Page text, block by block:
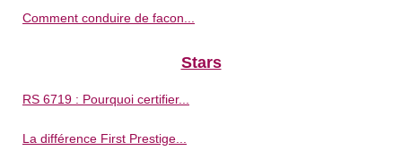
Comment conduire de facon...
Stars
RS 6719 : Pourquoi certifier...
La différence First Prestige...